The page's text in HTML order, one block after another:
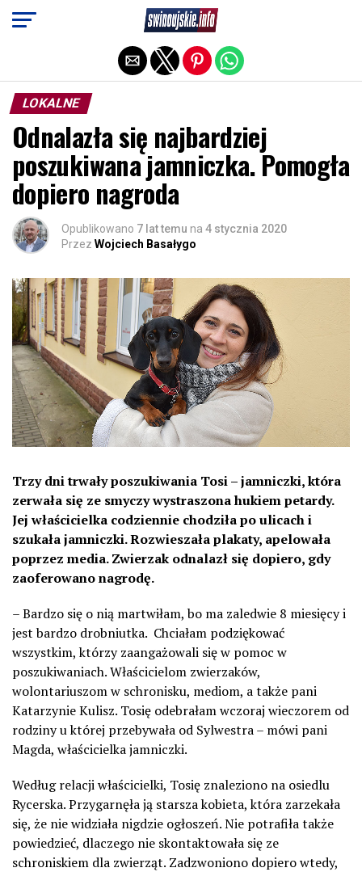
LOKALNE
Odnalazła się najbardziej
poszukiwana jamniczka. Pomogła
dopiero nagroda
Opublikowano 7 lat temu na 4 stycznia 2020
Przez Wojciech Basałygo
Trzy dni trwały poszukiwania Tosi – jamniczki, która
zerwała się ze smyczy wystraszona hukiem petardy.
Jej właścicielka codziennie chodziła po ulicach i
szukała jamniczki. Rozwieszała plakaty, apelowała
poprzez media. Zwierzak odnalazł się dopiero, gdy
zaoferowano nagrodę.
– Bardzo się o nią martwiłam, bo ma zaledwie 8 miesięcy i
jest bardzo drobniutka. Chciałam podziękować
wszystkim, którzy zaangażowali się w pomoc w
poszukiwaniach. Właścicielom zwierzaków,
wolontariuszom w schronisku, mediom, a także pani
Katarzynie Kulisz. Tosię odebrałam wczoraj wieczorem od
rodziny u której przebywała od Sylwestra – mówi pani
Magda, właścicielka jamniczki.
Według relacji właścicielki, Tosię znaleziono na osiedlu
Rycerska. Przygarnęła ją starsza kobieta, która zarzekała
się, że nie widziała nigdzie ogłoszeń. Nie potrafiła także
powiedzieć, dlaczego nie skontaktowała się ze
schroniskiem dla zwierząt. Zadzwoniono dopiero wtedy,
Exit mobile version